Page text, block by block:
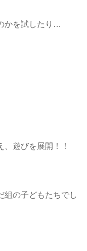
かを試したり…
遊びを展開！！
組の子どもたちでし